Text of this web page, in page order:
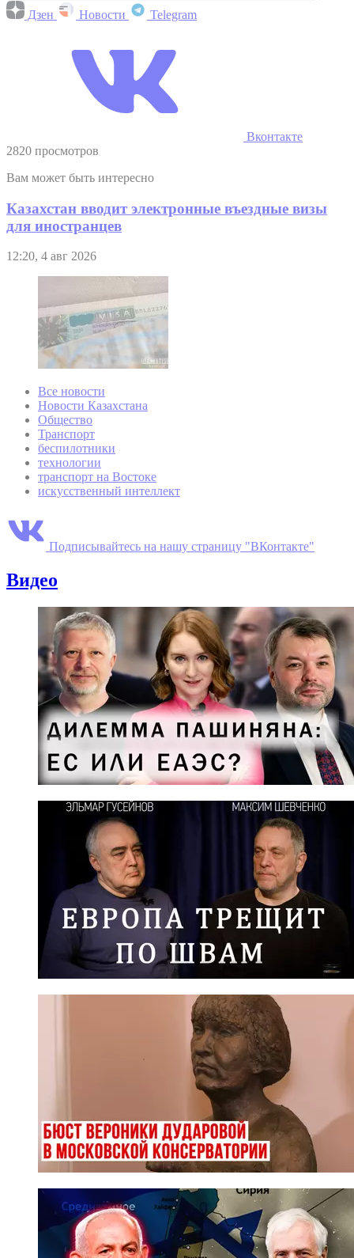
Дзен Новости Telegram
Вконтакте
2820 просмотров
Вам может быть интересно
Казахстан вводит электронные въездные визы
для иностранцев
12:20, 4 авг 2026
Все новости
Новости Казахстана
Общество
Транспорт
беспилотники
технологии
транспорт на Востоке
искусственный интеллект
Подписывайтесь на нашу страницу "ВКонтакте"
Видео